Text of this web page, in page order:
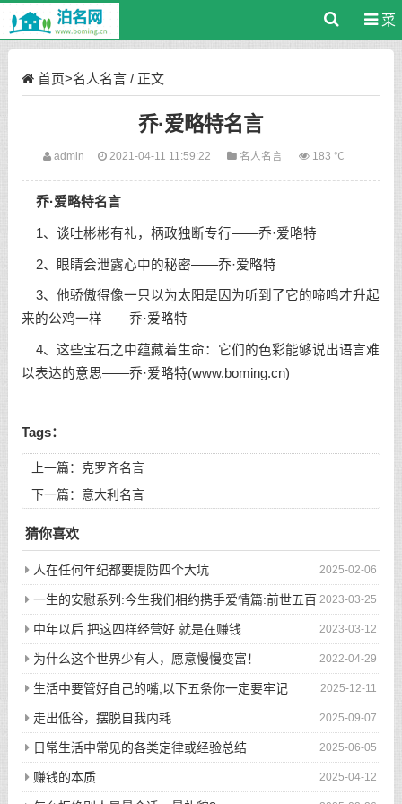
菜
首页>名人名言/ 正文
乔·爱略特名言
admin 2021-04-11 11:59:22 名人名言 183 ℃
乔·爱略特名言
1、谈吐彬彬有礼，柄政独断专行——乔·爱略特
2、眼睛会泄露心中的秘密——乔·爱略特
3、他骄傲得像一只以为太阳是因为听到了它的啼鸣才升起
来的公鸡一样——乔·爱略特
4、这些宝石之中蕴藏着生命：它们的色彩能够说出语言难
以表达的意思——乔·爱略特(www.boming.cn)
Tags：
上一篇： 克罗齐名言
下一篇： 意大利名言
猜你喜欢
2025-02-06
人在任何年纪都要提防四个大坑
2023-03-25
一生的安慰系列:今生我们相约携手爱情篇:前世五百
次的回眸才换来今生的相遇
2023-03-12
中年以后 把这四样经营好 就是在赚钱
2022-04-29
为什么这个世界少有人，愿意慢慢变富！
2025-12-11
生活中要管好自己的嘴,以下五条你一定要牢记
2025-09-07
走出低谷，摆脱自我内耗
2025-06-05
日常生活中常见的各类定律或经验总结
2025-04-12
赚钱的本质